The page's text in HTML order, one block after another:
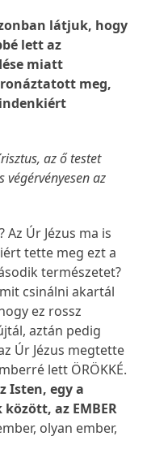
látjuk, hogy
lett az
miatt
meg,
az ő testet
az
Úr Jézus ma is
tette meg ezt a
természetet?
csinálni akartál
ez rossz
aztán pedig
Úr Jézus megtette
lett ÖRÖKKÉ.
Isten, egy a
az EMBER
olyan ember,